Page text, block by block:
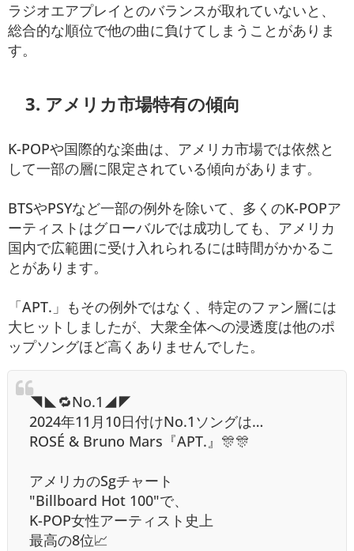
ラジオエアプレイとのバランスが取れていないと、
総合的な順位で他の曲に負けてしまうことがありま
す。
3. アメリカ市場特有の傾向
K-POPや国際的な楽曲は、アメリカ市場では依然と
して一部の層に限定されている傾向があります。
BTSやPSYなど一部の例外を除いて、多くのK-POPア
ーティストはグローバルでは成功しても、アメリカ
国内で広範囲に受け入れられるには時間がかかるこ
とがあります。
「APT.」もその例外ではなく、特定のファン層には
大ヒットしましたが、大衆全体への浸透度は他のポ
ップソングほど高くありませんでした。
◥◣🔁No.1◢◤
2024年11月10日付けNo.1ソングは…
ROSÉ & Bruno Mars『APT.』🎊🎊
アメリカのSgチャート
"Billboard Hot 100"で、
K-POP女性アーティスト史上
最高の8位📈